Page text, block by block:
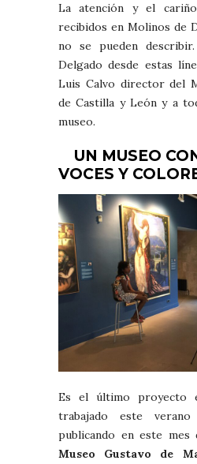
La atención y el
recibidos en Molinos de
no se pueden
Delgado desde estas
Luis Calvo director del
de Castilla y León y a
museo.
UN MUSEO
VOCES Y
Es el último proyecto
trabajado este
publicando en este mes
Museo Gustavo de